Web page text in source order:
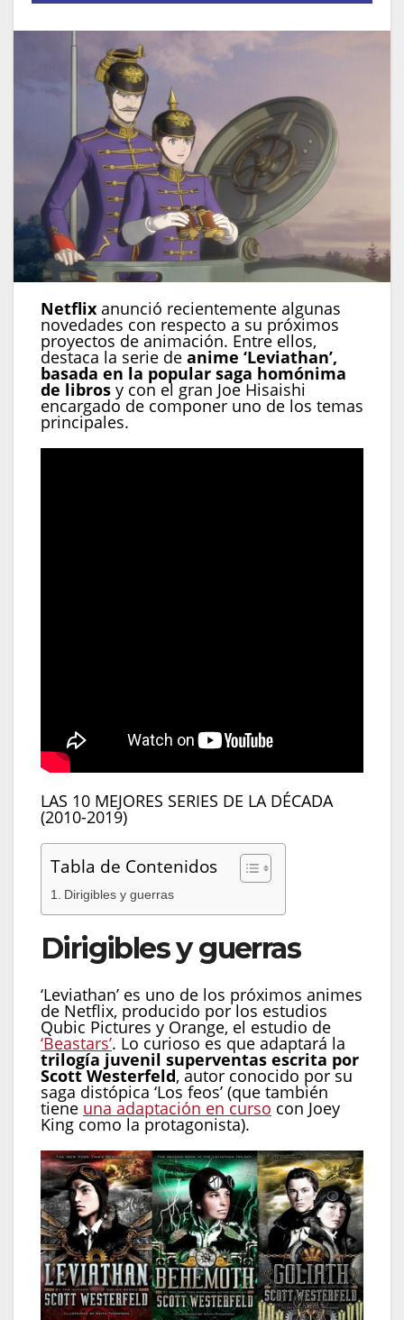
Netflix anunció recientemente algunas
novedades con respecto a su próximos
proyectos de animación. Entre ellos,
destaca la serie de anime ‘Leviathan’,
basada en la popular saga homónima
de libros y con el gran Joe Hisaishi
encargado de componer uno de los temas
principales.
LAS 10 MEJORES SERIES DE LA DÉCADA
(2010-2019)
Tabla de Contenidos
Dirigibles y guerras
Dirigibles y guerras
‘Leviathan’ es uno de los próximos animes
de Netflix, producido por los estudios
Qubic Pictures y Orange, el estudio de
‘Beastars’. Lo curioso es que adaptará la
trilogía juvenil superventas escrita por
Scott Westerfeld, autor conocido por su
saga distópica ‘Los feos’ (que también
tiene una adaptación en curso con Joey
King como la protagonista).